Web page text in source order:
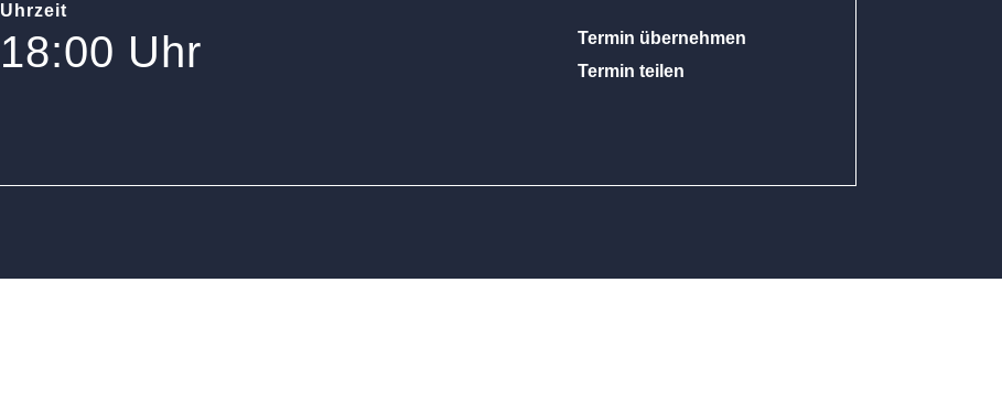
Uhrzeit
18:00 Uhr
Termin übernehmen
Termin teilen